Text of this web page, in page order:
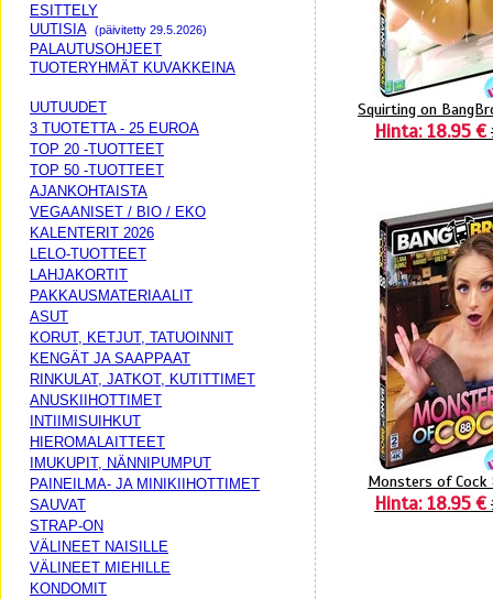
ESITTELY
UUTISIA
(päivitetty 29.5.2026)
PALAUTUSOHJEET
TUOTERYHMÄT KUVAKKEINA
UUTUUDET
3 TUOTETTA - 25 EUROA
TOP 20 -TUOTTEET
TOP 50 -TUOTTEET
AJANKOHTAISTA
VEGAANISET / BIO / EKO
KALENTERIT 2026
LELO-TUOTTEET
LAHJAKORTIT
PAKKAUSMATERIAALIT
ASUT
KORUT, KETJUT, TATUOINNIT
KENGÄT JA SAAPPAAT
RINKULAT, JATKOT, KUTITTIMET
ANUSKIIHOTTIMET
INTIIMISUIHKUT
HIEROMALAITTEET
IMUKUPIT, NÄNNIPUMPUT
PAINEILMA- JA MINIKIIHOTTIMET
SAUVAT
STRAP-ON
VÄLINEET NAISILLE
VÄLINEET MIEHILLE
KONDOMIT
Squirting on
Hinta: 18.95 €
Monsters of Cock
Hinta: 18.95 €